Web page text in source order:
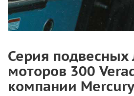
Серия
моторов 300
компании Mercury